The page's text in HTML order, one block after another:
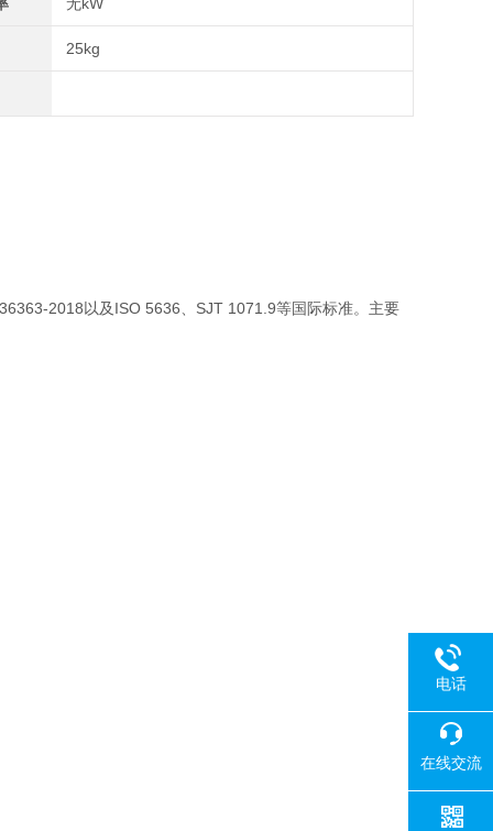
25kg
2018以及ISO 5636、SJT 1071.9等国际标准。主要
电话
在线交流